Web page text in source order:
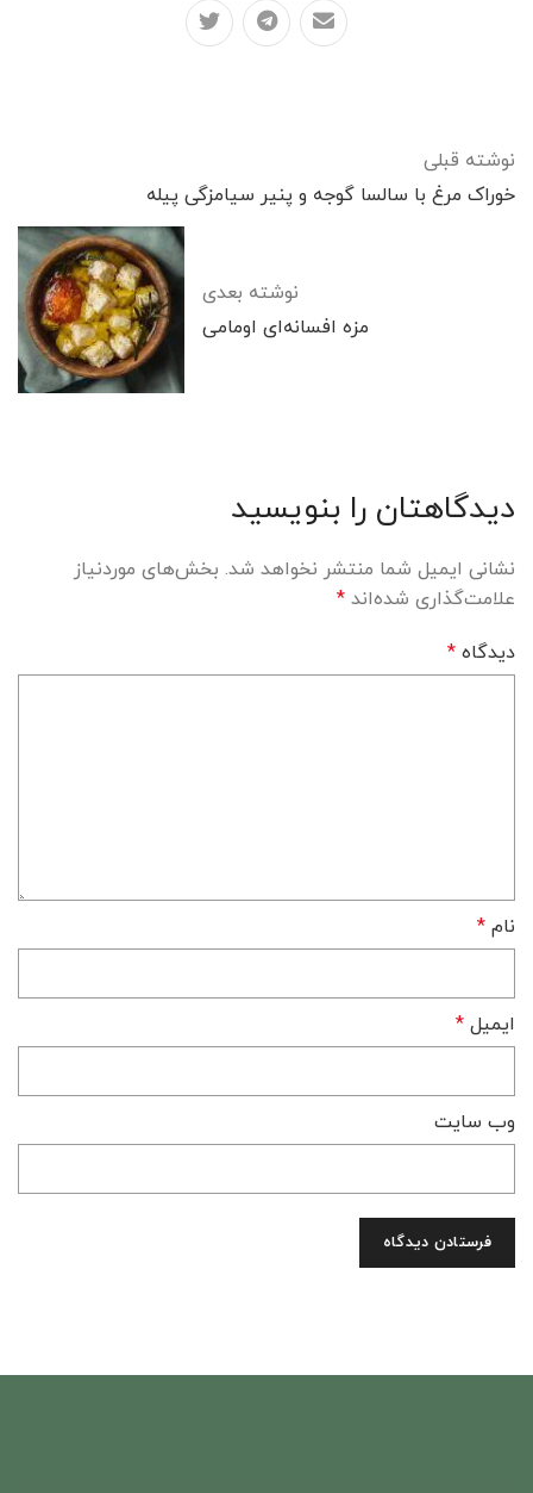
نوشته قبلی
خوراک مرغ با سالسا گوجه و پنیر سیامزگی پیله
نوشته بعدی
مزه افسانه‌ای اومامی
دیدگاهتان را بنویسید
نشانی ایمیل شما منتشر نخواهد شد. بخش‌های موردنیاز
علامت‌گذاری شده‌اند *
دیدگاه *
نام *
ایمیل *
وب‌ سایت